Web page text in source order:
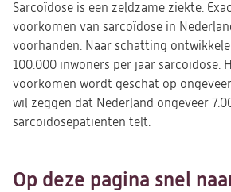
Sarcoïdose is een zeldzame ziekte.
voorkomen van sarcoïdose in
voorhanden. Naar schatting
100.000 inwoners per jaar sarcoïdose.
voorkomen wordt geschat op
wil zeggen dat Nederland ongeveer
sarcoïdosepatiënten telt.
Op deze pagina snel